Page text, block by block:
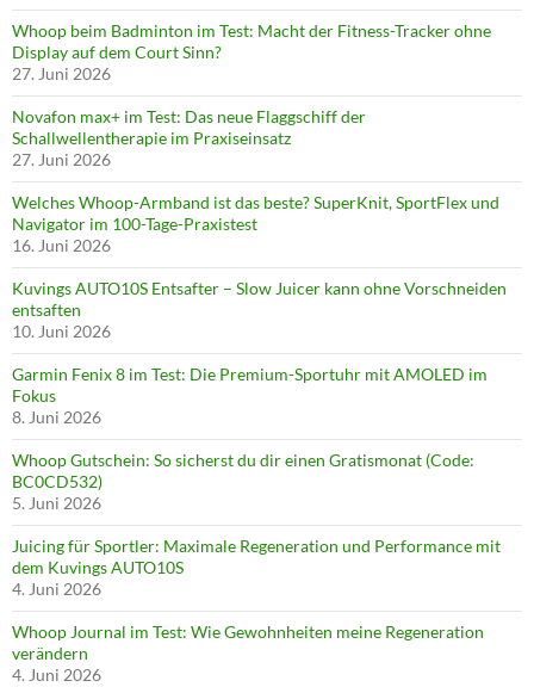
Whoop beim Badminton im Test: Macht der Fitness-Tracker ohne
Display auf dem Court Sinn?
27. Juni 2026
Novafon max+ im Test: Das neue Flaggschiff der
Schallwellentherapie im Praxiseinsatz
27. Juni 2026
Welches Whoop-Armband ist das beste? SuperKnit, SportFlex und
Navigator im 100-Tage-Praxistest
16. Juni 2026
Kuvings AUTO10S Entsafter – Slow Juicer kann ohne Vorschneiden
entsaften
10. Juni 2026
Garmin Fenix 8 im Test: Die Premium-Sportuhr mit AMOLED im
Fokus
8. Juni 2026
Whoop Gutschein: So sicherst du dir einen Gratismonat (Code:
BC0CD532)
5. Juni 2026
Juicing für Sportler: Maximale Regeneration und Performance mit
dem Kuvings AUTO10S
4. Juni 2026
Whoop Journal im Test: Wie Gewohnheiten meine Regeneration
verändern
4. Juni 2026